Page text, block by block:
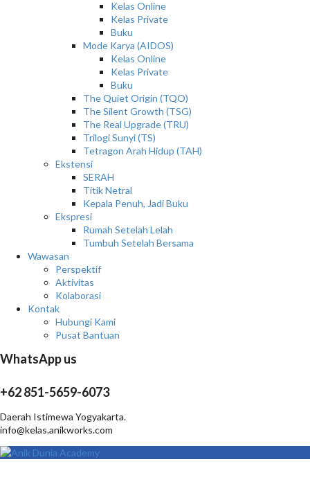
Kelas Online
Kelas Private
Buku
Mode Karya (AIDOS)
Kelas Online
Kelas Private
Buku
The Quiet Origin (TQO)
The Silent Growth (TSG)
The Real Upgrade (TRU)
Trilogi Sunyi (TS)
Tetragon Arah Hidup (TAH)
Ekstensi
SERAH
Titik Netral
Kepala Penuh, Jadi Buku
Ekspresi
Rumah Setelah Lelah
Tumbuh Setelah Bersama
Wawasan
Perspektif
Aktivitas
Kolaborasi
Kontak
Hubungi Kami
Pusat Bantuan
WhatsApp us
+62 851-5659-6073
Daerah Istimewa Yogyakarta.
info@kelas.anikworks.com